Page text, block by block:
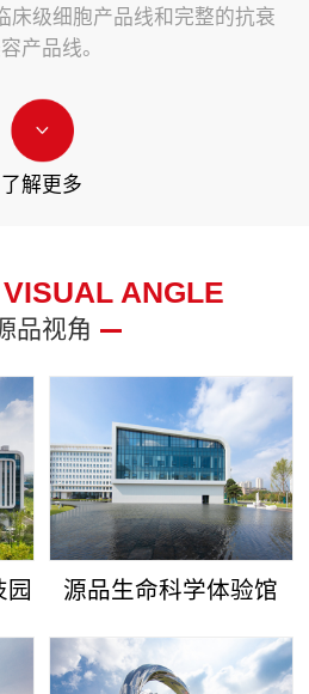
床级细胞产品线和完整的抗衰
产品线。
了解更多
VISUAL ANGLE
品视角
园 源品生命科学体验馆